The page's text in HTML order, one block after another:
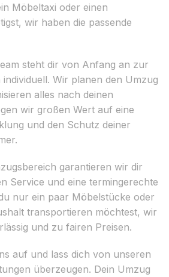
Möbeltaxi oder einen
wir haben die passende
steht dir von Anfang an zur
Wir planen den Umzug
alles nach deinen
wir großen Wert auf eine
und den Schutz deiner
garantieren wir dir
Service und eine termingerechte
nur ein paar Möbelstücke oder
transportieren möchtest, wir
und zu fairen Preisen.
auf und lass dich von unseren
überzeugen. Dein Umzug